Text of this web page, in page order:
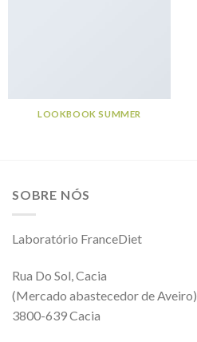
LOOKBOOK SUMMER
SOBRE NÓS
Laboratório FranceDiet
Rua Do Sol, Cacia
(Mercado abastecedor de Aveiro)
3800-639 Cacia